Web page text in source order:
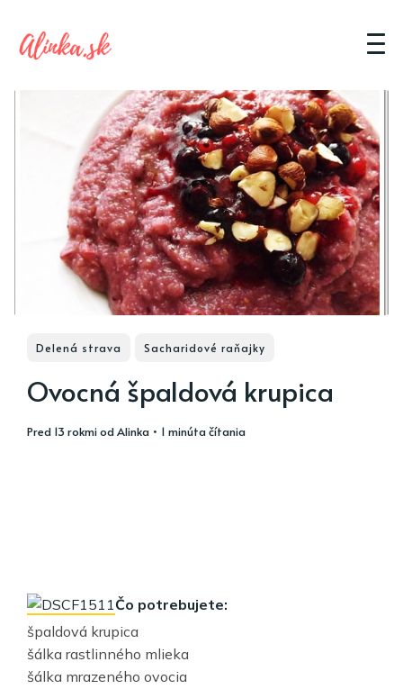
Delená strava Sacharidové raňajky
Ovocná špaldová krupica
pred 13 rokmiodAlinka • 1 minúta čítania
Čo potrebujete:
špaldová krupica
šálka rastlinného mlieka
šálka mrazeného ovocia